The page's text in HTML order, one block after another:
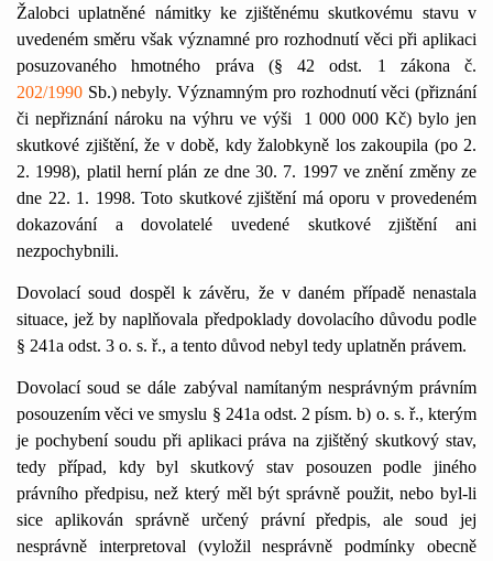
Žalobci uplatněné námitky ke zjištěnému skutkovému stavu v
uvedeném směru však významné pro rozhodnutí věci při aplikaci
posuzovaného hmotného práva (§ 42 odst. 1 zákona č.
202/1990 Sb.) nebyly. Významným pro rozhodnutí věci (přiznání
či nepřiznání nároku na výhru ve výši
1 000 000 Kč) bylo jen
skutkové zjištění, že v době, kdy žalobkyně los zakoupila (po 2.
2. 1998), platil herní plán ze dne 30. 7. 1997 ve znění změny ze
dne 22. 1. 1998. Toto skutkové zjištění má oporu v provedeném
dokazování a dovolatelé uvedené skutkové zjištění ani
nezpochybnili.
Dovolací soud dospěl k závěru, že v daném případě nenastala
situace, jež by naplňovala předpoklady dovolacího důvodu podle
§ 241a odst. 3 o. s. ř., a tento důvod nebyl tedy uplatněn právem.
Dovolací soud se dále zabýval namítaným nesprávným právním
posouzením věci ve smyslu § 241a odst. 2 písm. b) o. s. ř., kterým
je pochybení soudu při aplikaci práva na zjištěný skutkový stav,
tedy případ, kdy byl skutkový stav posouzen podle jiného
právního předpisu, než který měl být správně použit, nebo byl-li
sice aplikován správně určený právní předpis, ale soud jej
nesprávně interpretoval (vyložil nesprávně podmínky obecně